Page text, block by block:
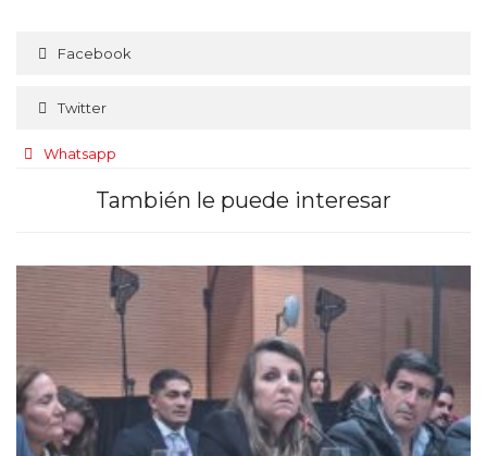
Facebook
Twitter
Whatsapp
También le puede interesar